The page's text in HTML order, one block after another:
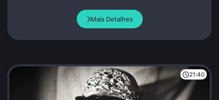
Mais Detalhes
21:40